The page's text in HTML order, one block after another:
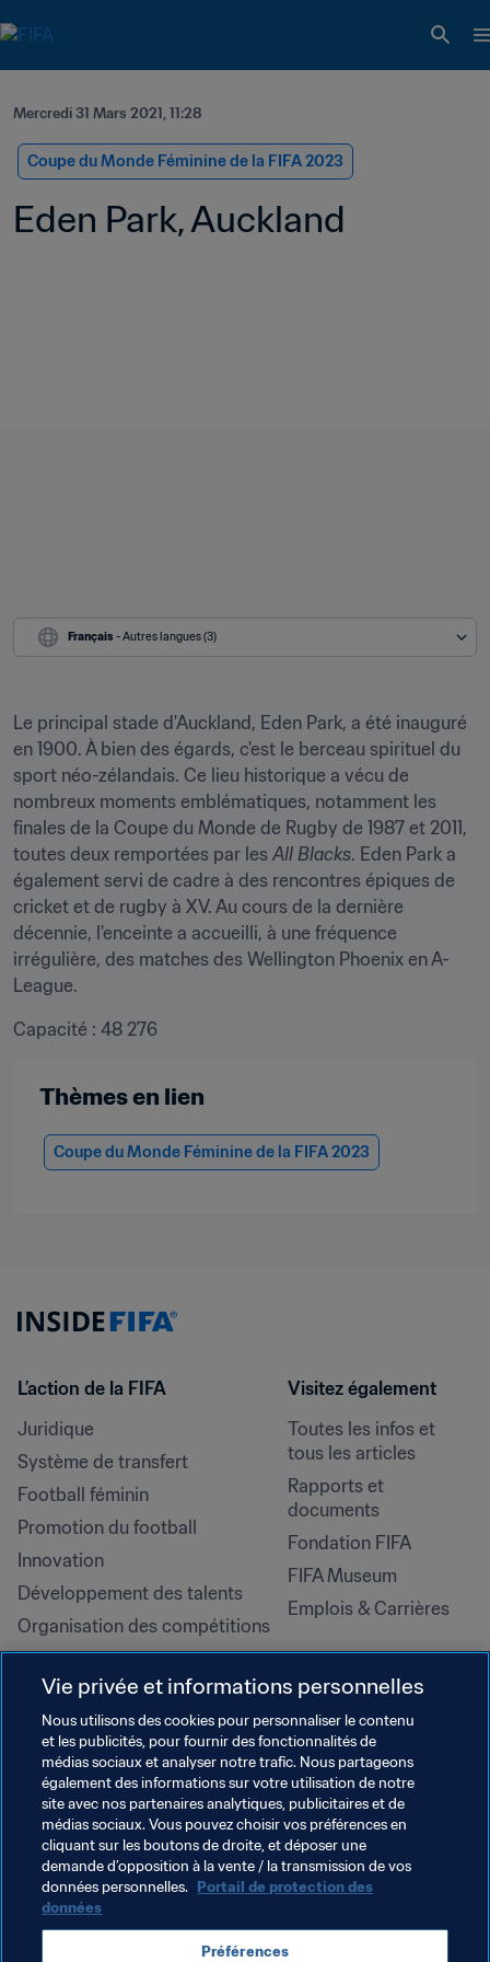
Mercredi 31 Mars 2021, 11:28
Coupe du Monde Féminine de la FIFA 2023
Eden Park, Auckland
Français - Autres langues (3)
Le principal stade d'Auckland, Eden Park, a été inauguré
en 1900. À bien des égards, c'est le berceau spirituel du
sport néo-zélandais. Ce lieu historique a vécu de
nombreux moments emblématiques, notamment les
finales de la Coupe du Monde de Rugby de 1987 et 2011,
toutes deux remportées par les All Blacks. Eden Park a
également servi de cadre à des rencontres épiques de
cricket et de rugby à XV. Au cours de la dernière
décennie, l'enceinte a accueilli, à une fréquence
irrégulière, des matches des Wellington Phoenix en A-
League.
Capacité : 48 276
Thèmes en lien
Coupe du Monde Féminine de la FIFA 2023
L’action de la FIFA
Juridique
Système de transfert
Football féminin
Promotion du football
Innovation
Développement des talents
Organisation des compétitions
Développement durable
Droits de l'homme et lutte contre
la discrimination
Santé et médical
Initiatives en matière de
formation
Visitez également
Toutes les infos et
tous les articles
Rapports et
documents
Fondation FIFA
FIFA Museum
Emplois & Carrières
Vie privée et informations personnelles
Nous utilisons des cookies pour personnaliser le contenu
et les publicités, pour fournir des fonctionnalités de
médias sociaux et analyser notre trafic. Nous partageons
également des informations sur votre utilisation de notre
site avec nos partenaires analytiques, publicitaires et de
médias sociaux. Vous pouvez choisir vos préférences en
cliquant sur les boutons de droite, et déposer une
demande d’opposition à la vente / la transmission de vos
données personnelles. Portail de protection des
données
Préférences